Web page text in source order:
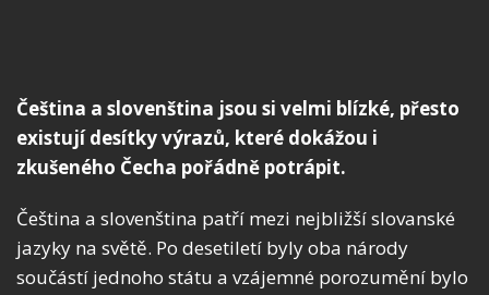
Čeština a slovenština jsou si velmi blízké, přesto
existují desítky výrazů, které dokážou i
zkušeného Čecha pořádně potrápit.
Čeština a slovenština patří mezi nejbližší slovanské
jazyky na světě. Po desetiletí byly oba národy
součástí jednoho státu a vzájemné porozumění bylo